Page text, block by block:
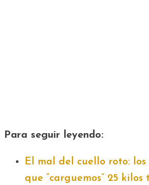
Para seguir leyendo:
El mal del cuello roto: los
que “carguemos” 25